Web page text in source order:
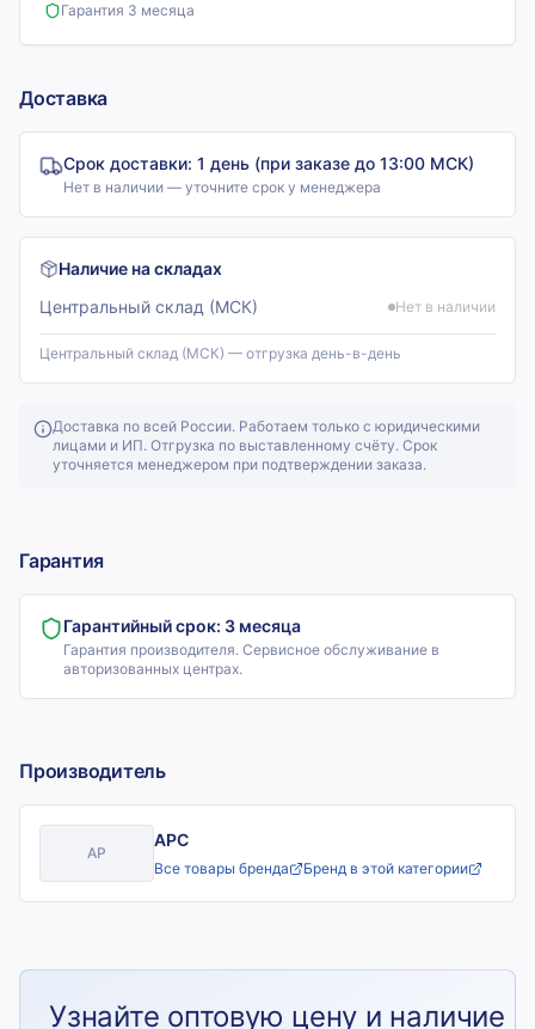
Гарантия 3 месяца
Доставка
Срок доставки: 1 день (при заказе до 13:00 МСК)
Нет в наличии — уточните срок у менеджера
Наличие на складах
Центральный склад (МСК)
Нет в наличии
Центральный склад (МСК) — отгрузка день-в-день
Доставка по всей России. Работаем только с юридическими
лицами и ИП. Отгрузка по выставленному счёту. Срок
уточняется менеджером при подтверждении заказа.
Гарантия
Гарантийный срок: 3 месяца
Гарантия производителя. Сервисное обслуживание в
авторизованных центрах.
Производитель
AP
APC
Все товары бренда Бренд в этой категории
Узнайте оптовую цену и наличие